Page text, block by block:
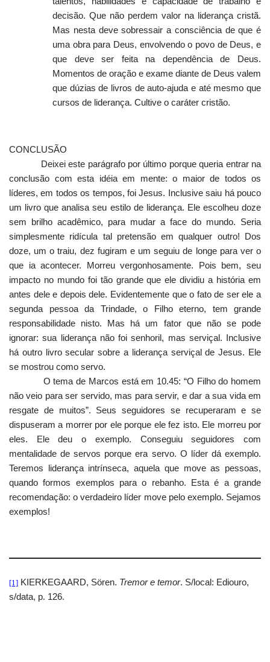
decisão. Que não perdem valor na liderança cristã.
Mas nesta deve sobressair a consciência de que é
uma obra para Deus, envolvendo o povo de Deus, e
que deve ser feita na dependência de Deus.
Momentos de oração e exame diante de Deus valem
que dúzias de livros de auto-ajuda e até mesmo que
cursos de liderança. Cultive o caráter cristão.
CONCLUSÃO
Deixei este parágrafo por último porque queria entrar na
conclusão com esta idéia em mente: o maior de todos os
líderes, em todos os tempos, foi Jesus. Inclusive saiu há pouco
um livro que analisa seu estilo de liderança. Ele escolheu doze
sem brilho acadêmico, para mudar a face do mundo. Seria
simplesmente ridícula tal pretensão em qualquer outro! Dos
doze, um o traiu, dez fugiram e um seguiu de longe para ver o
que ia acontecer. Morreu vergonhosamente. Pois bem, seu
impacto no mundo foi tão grande que ele dividiu a história em
antes dele e depois dele. Evidentemente que o fato de ser ele a
segunda pessoa da Trindade, o Filho eterno, tem grande
responsabilidade nisto. Mas há um fator que não se pode
ignorar: sua liderança não foi senhoril, mas serviçal. Inclusive
há outro livro secular sobre a liderança serviçal de Jesus. Ele
se mostrou como servo.
O tema de Marcos está em 10.45: “O Filho do homem
não veio para ser servido, mas para servir, e dar a sua vida em
resgate de muitos”. Seus seguidores se recuperaram e se
dispuseram a morrer por ele porque ele fez isto. Ele morreu por
eles. Ele deu o exemplo. Conseguiu seguidores com
mentalidade de servos porque era servo. O líder dá exemplo.
Teremos liderança intrínseca, aquela que move as pessoas,
quando formos exemplos para o rebanho. Esta é a grande
recomendação: o verdadeiro líder move pelo exemplo. Sejamos
exemplos!
[1] KIERKEGAARD, Sören. Tremor e temor. S/local: Ediouro,
s/data, p. 126.